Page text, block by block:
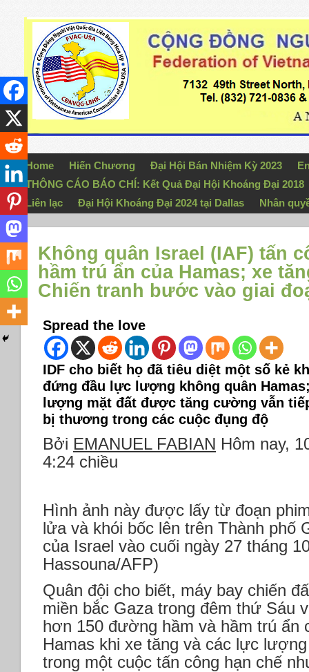
Home Hiến Chương Đại Hội Bán Nhiệm Kỳ 2023
THÔNG CÁO BÁO CHÍ: Kết Quả Đại Hội Khoáng Đại 2018
Liên lạc
Đại Hội Khoáng Đại 2024 tại Dallas Nhân
Không quân Israel (IAF) tấn
hầm trú ẩn của Hamas; xe
Chiến tranh bước vào giai
Spread the love
IDF cho biết họ đã tiêu diệt một số kẻ
đứng đầu lực lượng không quân
lượng mặt đất được tăng cường vẫn
bị thương trong các cuộc đụng độ
Bởi EMANUEL FABIAN Hôm nay,
4:24 chiều
Hình ảnh này được lấy từ đoạn
lửa và khói bốc lên trên Thành phố
của Israel vào cuối ngày 27 tháng
Hassouna/AFP)
Quân đội cho biết, máy bay chiến
miền bắc Gaza trong đêm thứ Sáu
hơn 150 đường hầm và hầm trú ẩn
Hamas khi xe tăng và các lực
trong một cuộc tấn công hạn chế